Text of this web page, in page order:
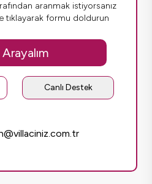
aranmak istiyorsanız
tıklayarak formu doldurun
Canlı Destek